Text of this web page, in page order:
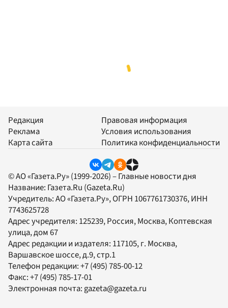
Редакция
Реклама
Карта сайта
Правовая информация
Условия использования
Политика конфиденциальности
© АО «Газета.Ру» (1999-2026) – Главные новости дня
Название: Газета.Ru (Gazeta.Ru)
Учредитель:АО «Газета.Ру», ОГРН 1067761730376, ИНН
7743625728
Адрес учредителя: 125239, Россия, Москва, Коптевская
улица, дом 67
Адрес редакции и издателя: 117105, г. Москва,
Варшавское шоссе, д.9, стр.1
Телефон редакции:+7 (495) 785-00-12
Факс:+7 (495) 785-17-01
Электронная почта:gazeta@gazeta.ru